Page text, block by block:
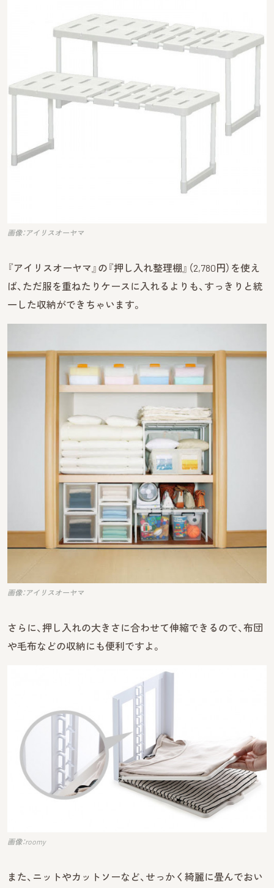
画像：アイリスオーヤマ
『アイリスオーヤマ』の『押し入れ整理棚』（2,780円）を使え
ば、ただ服を重ねたりケースに入れるよりも、すっきりと統
一した収納ができちゃいます。
画像：アイリスオーヤマ
さらに、押し入れの大きさに合わせて伸縮できるので、布団
や毛布などの収納にも便利ですよ。
画像：roomy
また、ニットやカットソーなど、せっかく綺麗に畳んでおい